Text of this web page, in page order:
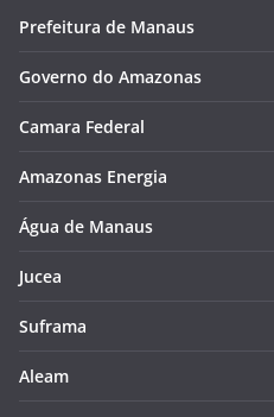
Prefeitura de Manaus
Governo do Amazonas
Camara Federal
Amazonas Energia
Água de Manaus
Jucea
Suframa
Aleam